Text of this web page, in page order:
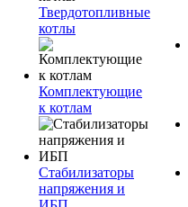
Твердотопливные
котлы
Комплектующие
к котлам
Стабилизаторы
напряжения и